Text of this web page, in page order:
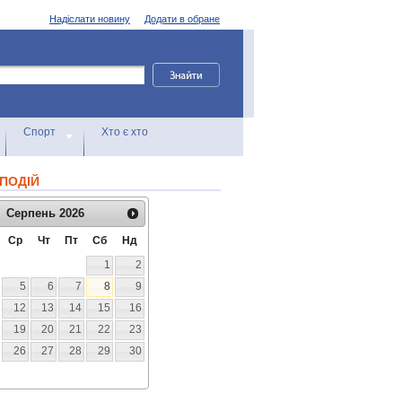
Додати в обране
Надіслати новину
Спорт Хто є хто
Серпень 2026
Ср Чт Пт Сб
Нд
1
2
5 6 7 8
9
12 13 14 15
16
19 20 21 22
23
26 27 28 29
30